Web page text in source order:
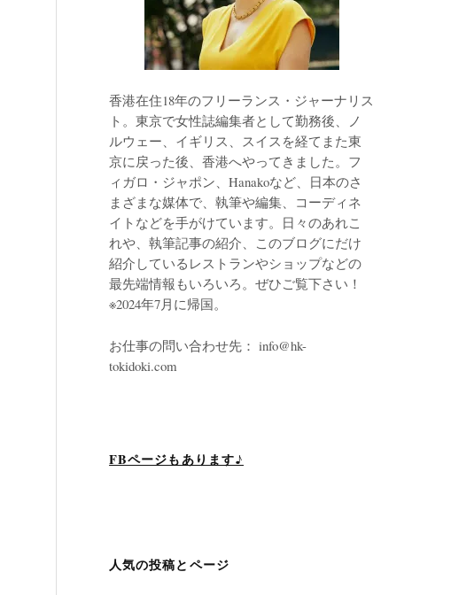
香港在住18年のフリーランス・ジャーナリス
ト。東京で女性誌編集者として勤務後、ノ
ルウェー、イギリス、スイスを経てまた東
京に戻った後、香港へやってきました。フ
ィガロ・ジャポン、Hanakoなど、日本のさ
まざまな媒体で、執筆や編集、コーディネ
イトなどを手がけています。日々のあれこ
れや、執筆記事の紹介、このブログにだけ
紹介しているレストランやショップなどの
最先端情報もいろいろ。ぜひご覧下さい！
※2024年7月に帰国。
お仕事の問い合わせ先： info@hk-
tokidoki.com
FBページもあります♪
人気の投稿とページ